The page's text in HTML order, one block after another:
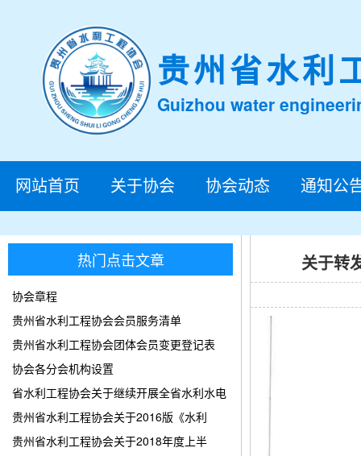
贵州省水利
Guizhou water
网站首页 关于协会 协会动态 通知公
热门点击文章
协会章程
贵州省水利工程协会会员服务清单
贵州省水利工程协会团体会员变更登记表
协会各分会机构设置
省水利工程协会关于继续开展全省水利水电
贵州省水利工程协会关于2016版《水利
贵州省水利工程协会关于2018年度上半
关于转